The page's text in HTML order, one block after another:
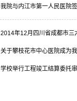
我院与内江市第一人民医院
2014年12月四川省成都市三
关于攀枝花市中心医院成为
学校举行工程竣工结算委托